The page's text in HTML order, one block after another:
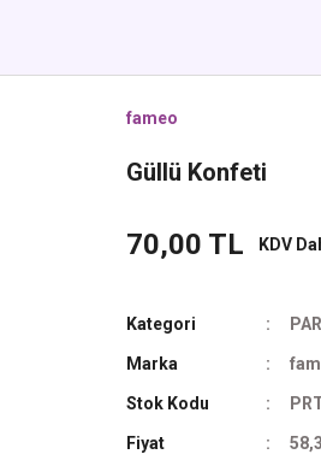
fameo
Güllü Konfeti
70,00 TL KDV
Kategori
Marka
Stok Kodu
Fiyat